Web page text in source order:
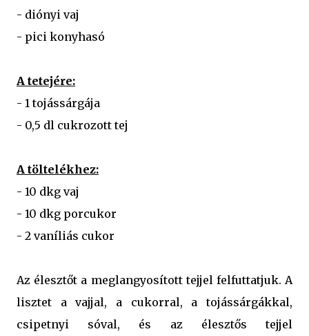
- diónyi vaj
- pici konyhasó
A tetejére:
- 1 tojássárgája
- 0,5 dl cukrozott tej
A töltelékhez:
- 10 dkg vaj
- 10 dkg porcukor
- 2 vaníliás cukor
Az élesztőt a meglangyosított tejjel felfuttatjuk. A
lisztet a vajjal, a cukorral, a tojássárgákkal,
csipetnyi sóval, és az élesztős tejjel